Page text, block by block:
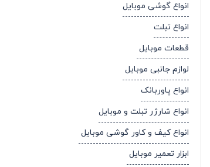
انواع گوشی موبایل
انواع تبلت
قطعات موبایل
لوازم جانبی موبایل
انواع پاوربانک
انواع شارژر تبلت و موبایل
انواع کیف و کاور گوشی موبایل
ابزار تعمیر موبایل